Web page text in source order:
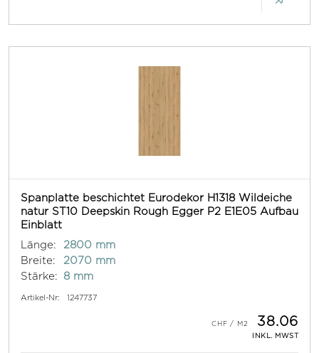
Spanplatte beschichtet Eurodekor H1318 Wildeiche
natur ST10 Deepskin Rough Egger P2 E1E05 Aufbau
Einblatt
Länge:
2800 mm
Breite:
2070 mm
Stärke:
8 mm
Artikel-Nr: 1247737
38.06
INKL. MWST